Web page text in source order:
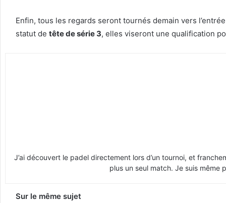
Enfin, tous les regards seront tournés demain vers
statut de tête de série 3, elles viseront une qualification
J’ai découvert le padel directement lors d’un tournoi, et
plus un seul match. Je suis même
Sur le même sujet